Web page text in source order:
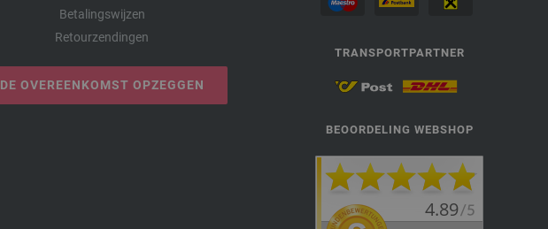
Betalingswijzen
Retourzendingen
DE OVEREENKOMST OPZEGGEN
TRANSPORTPARTNER
BEOORDELING WEBSHOP